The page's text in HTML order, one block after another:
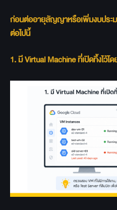
ก่อนต่ออายุสัญญาหรือเพิ่มงบปร
ต่อไปนี้
1. มี Virtual Machine ที่เปิดทิ้งไว้โด